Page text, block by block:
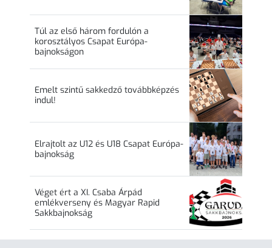
Túl az első három fordulón a
korosztályos Csapat Európa-
bajnokságon
Emelt szintű sakkedző továbbképzés
indul!
Elrajtolt az U12 és U18 Csapat Európa-
bajnokság
Véget ért a XI. Csaba Árpád
emlékverseny és Magyar Rapid
Sakkbajnokság